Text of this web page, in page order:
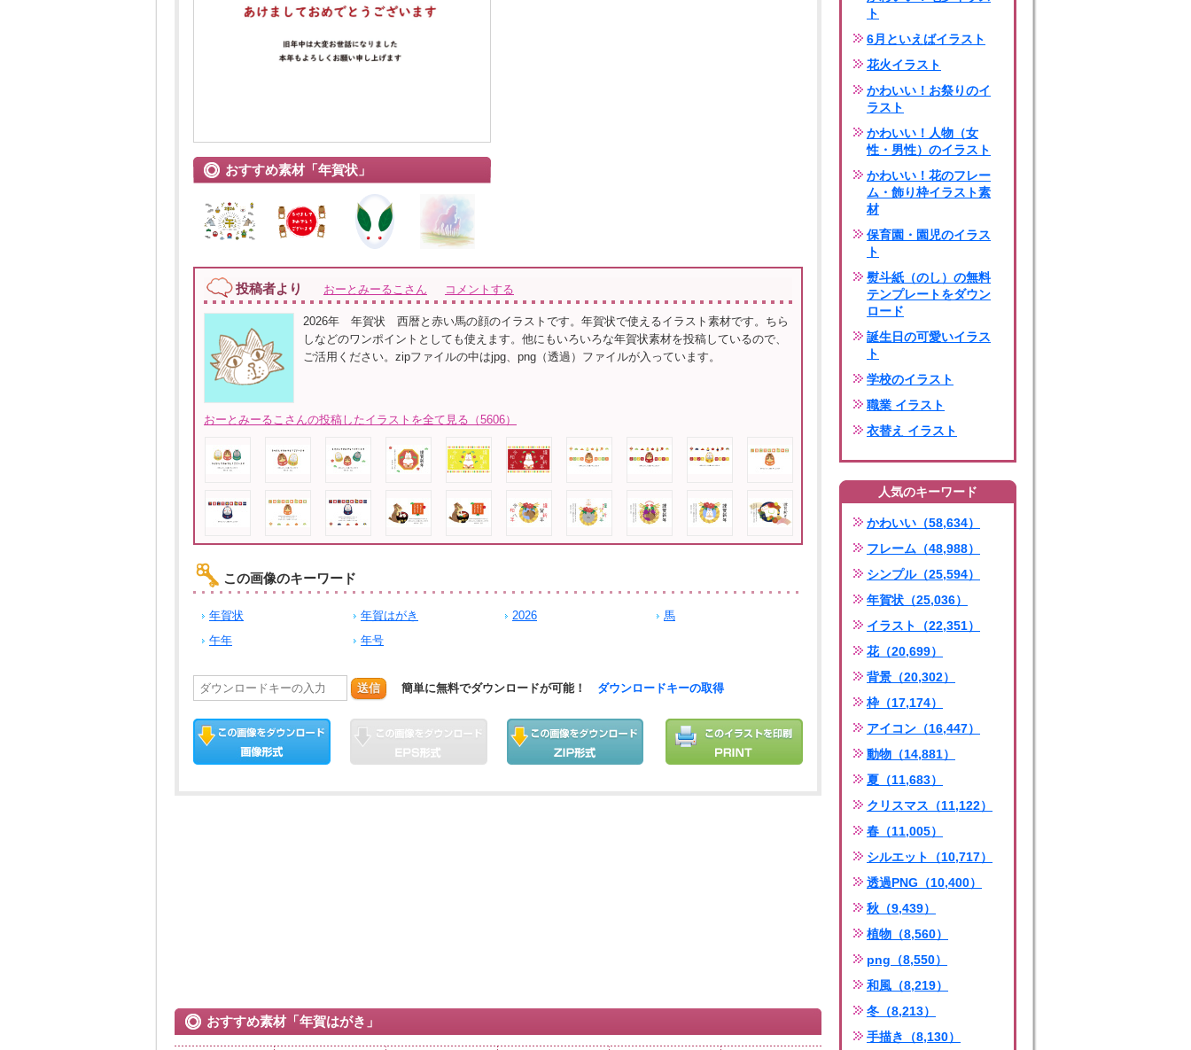
おすすめ素材「年賀状」
投稿者より おーとみーるこさん コメントする
2026年 年賀状 西暦と赤い馬の顔のイラストです。年賀状で使えるイラスト素材です。ちら
しなどのワンポイントとしても使えます。他にもいろいろな年賀状素材を投稿しているので、
ご活用ください。zipファイルの中はjpg、png（透過）ファイルが入っています。
おーとみーるこさんの投稿したイラストを全て見る（5606）
この画像のキーワード
年賀状 年賀はがき 2026
馬
午年
年号
送信 簡単に無料でダウンロードが可能！ ダウンロードキーの取得
おすすめ素材「年賀はがき」
ト
6月といえばイラスト
花火イラスト
かわいい！お祭りのイ
ラスト
かわいい！人物（女
性・男性）のイラスト
かわいい！花のフレー
ム・飾り枠イラスト素
材
保育園・園児のイラス
ト
熨斗紙（のし）の無料
テンプレートをダウン
ロード
誕生日の可愛いイラス
ト
学校のイラスト
職業 イラスト
衣替え イラスト
人気のキーワード
かわいい（58,634）
フレーム（48,988）
シンプル（25,594）
年賀状（25,036）
イラスト（22,351）
花（20,699）
背景（20,302）
枠（17,174）
アイコン（16,447）
動物（14,881）
夏（11,683）
クリスマス（11,122）
春（11,005）
シルエット（10,717）
透過PNG（10,400）
秋（9,439）
植物（8,560）
png（8,550）
和風（8,219）
冬（8,213）
手描き（8,130）